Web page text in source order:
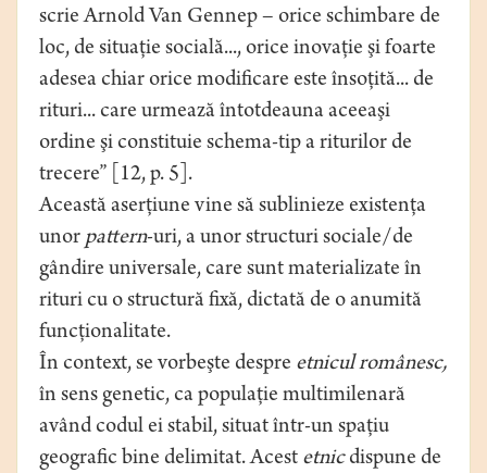
scrie Arnold Van Gennep – orice schimbare de
loc, de situaţie socială..., orice inovaţie şi foarte
adesea chiar orice modificare este însoţită... de
rituri... care urmează întotdeauna aceeaşi
ordine şi constituie schema-tip a riturilor de
trecere” [12, p. 5].
Această aserţiune vine să sublinieze existenţa
unor pattern-uri, a unor structuri sociale/de
gândire universale, care sunt materializate în
rituri cu o structură fixă, dictată de o anumită
funcţionalitate.
În context, se vorbeşte despre etnicul românesc,
în sens genetic, ca populaţie multimilenară
având codul ei stabil, situat într-un spaţiu
geografic bine delimitat. Acest etnicdispune de